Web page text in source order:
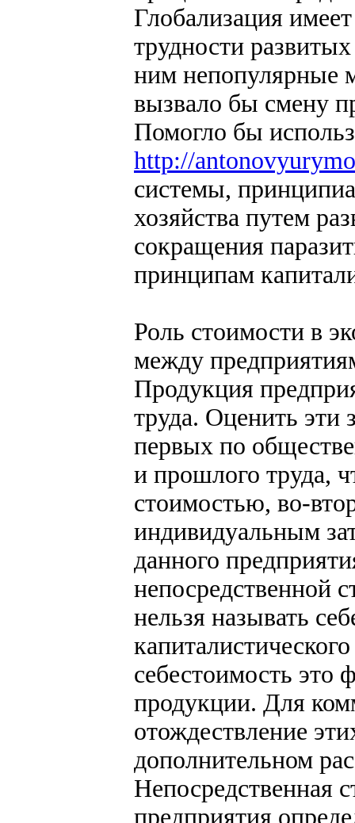
Глобализация
трудности
ним непопулярные
вызвало бы смену
Помогло бы
http://
системы,
хозяйства путем
сокращения
принципам
Роль стоимости в
между
Продукция
труда. Оценить
первых по
и прошлого труда,
стоимостью, во-
индивидуальным
данного
непосредственной
нельзя называть
себестоимость это
продукции. Для
отождествление
дополнительном
Непосредственная
предприятия